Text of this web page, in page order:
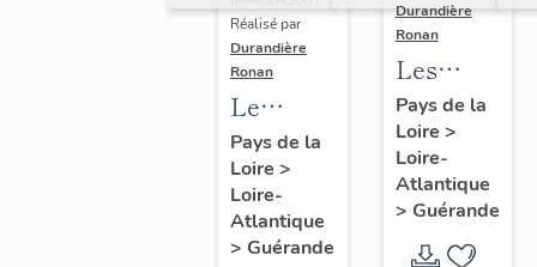
Réalisé par
Durandière
Ronan
Le
patrimoine
religieux
de
Guérande
Pays de la
Loire >
Loire-
Atlantique
> Guérande
Durandière
Ronan
Les
châteaux
et
manoirs
de
Guérande
Pays de la
Loire >
Loire-
Atlantique
> Guérande